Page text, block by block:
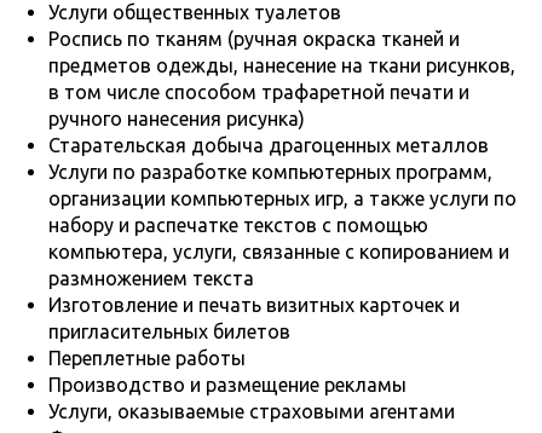
Услуги общественных туалетов
Роспись по тканям (ручная окраска тканей и
предметов одежды, нанесение на ткани рисунков,
в том числе способом трафаретной печати и
ручного нанесения рисунка)
Старательская добыча драгоценных металлов
Услуги по разработке компьютерных программ,
организации компьютерных игр, а также услуги по
набору и распечатке текстов с помощью
компьютера, услуги, связанные с копированием и
размножением текста
Изготовление и печать визитных карточек и
пригласительных билетов
Переплетные работы
Производство и размещение рекламы
Услуги, оказываемые страховыми агентами